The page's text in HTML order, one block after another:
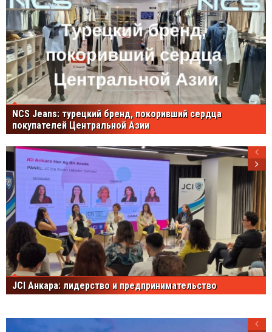
NCS Jeans: турецкий бренд, покоривший сердца
покупателей Центральной Азии
JCI Анкара: лидерство и предпринимательство